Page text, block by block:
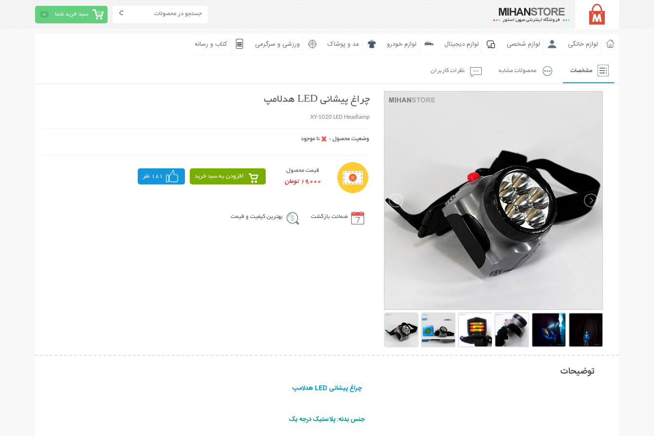
سبد خرید شما 0
لوازم خانگی لوازم شخصی لوازم دیجیتال لوازم خودرو مد و پوشاک ورزشی و سرگرمی کتاب و رسانه
مشخصات محصولات مشابه نظرات کاربران
چراغ پیشانی LED هدلامپ
XY-1020 LED Headlamp
قیمت محصول
19,000 تومان
افزودن به سبد خرید 181 نفر
ضمانت بازگشت بهترین کیفیت و قیمت
توضیحات
چراغ پیشانی LED هدلامپ
جنس بدنه: پلاستیک درجه یک